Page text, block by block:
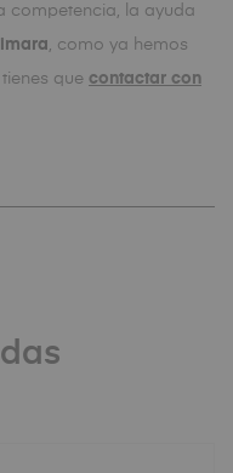
competencia, la ayuda
, como ya hemos
que contactar con